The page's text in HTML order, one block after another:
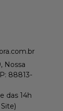
Nossa
88813-
das 14h